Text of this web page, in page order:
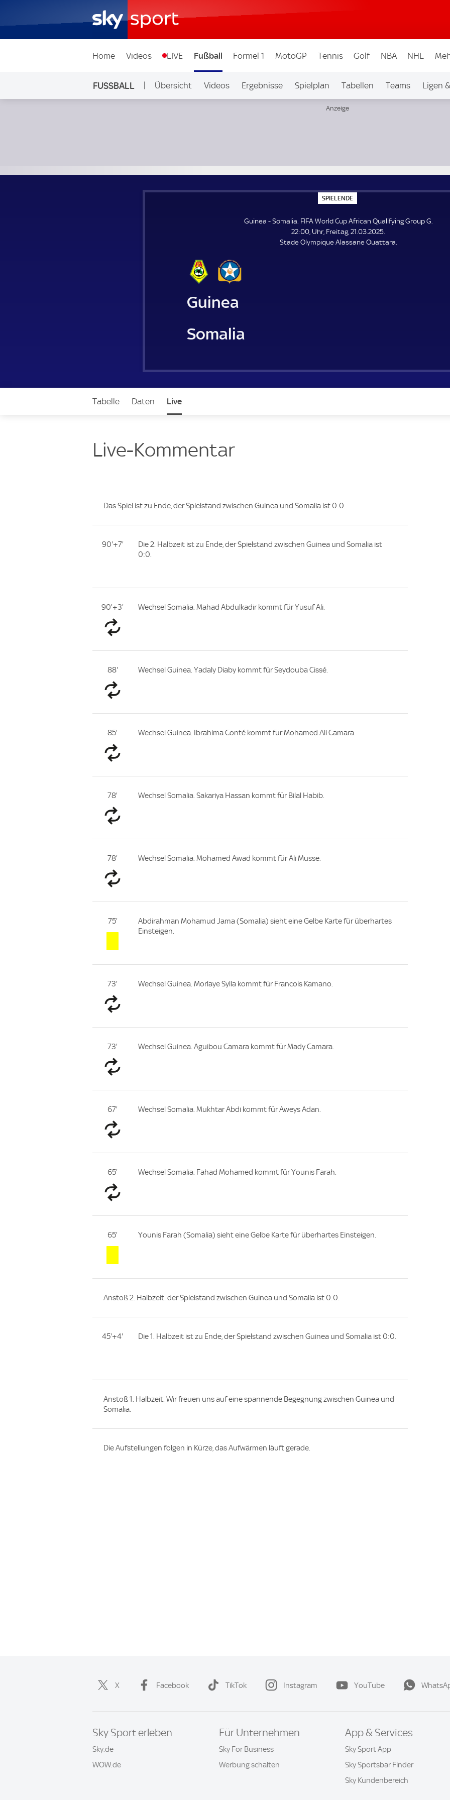
Home Videos LIVE Fußball Formel 1 MotoGP Tennis Golf NBA NHL
FUSSBALL Übersicht Videos Ergebnisse Spielplan Tabellen Teams Ligen
SPIELENDE
P
E
L
E
N
Guinea - Somalia. FIFA World Cup African Qualifying Group G.
22:00, Uhr, Freitag, 21.03.2025.
Stade Olympique Alassane Ouattara.
Guinea
Somalia
Tabelle Daten Live
Live-Kommentar
Das Spiel ist zu Ende, der Spielstand zwischen Guinea und Somalia ist 0:0.
90'+7'
Die 2. Halbzeit ist zu Ende, der Spielstand zwischen Guinea und Somalia ist
0:0.
90'+3' Wechsel Somalia. Mahad Abdulkadir kommt für Yusuf Ali.
88' Wechsel Guinea. Yadaly Diaby kommt für Seydouba Cissé.
85' Wechsel Guinea. Ibrahima Conté kommt für Mohamed Ali Camara.
78' Wechsel Somalia. Sakariya Hassan kommt für Bilal Habib.
78' Wechsel Somalia. Mohamed Awad kommt für Ali Musse.
75'
Abdirahman Mohamud Jama (Somalia) sieht eine Gelbe Karte für überhartes
Einsteigen.
73' Wechsel Guinea. Morlaye Sylla kommt für Francois Kamano.
73' Wechsel Guinea. Aguibou Camara kommt für Mady Camara.
67' Wechsel Somalia. Mukhtar Abdi kommt für Aweys Adan.
65' Wechsel Somalia. Fahad Mohamed kommt für Younis Farah.
65' Younis Farah (Somalia) sieht eine Gelbe Karte für überhartes Einsteigen.
Anstoß 2. Halbzeit. der Spielstand zwischen Guinea und Somalia ist 0:0.
45'+4' Die 1. Halbzeit ist zu Ende, der Spielstand zwischen Guinea und Somalia ist 0:0.
Anstoß 1. Halbzeit. Wir freuen uns auf eine spannende Begegnung zwischen Guinea und
Somalia.
Die Aufstellungen folgen in Kürze, das Aufwärmen läuft gerade.
X Facebook TikTok Instagram YouTube
Sky Sport erleben
Sky.de
WOW.de
Für Unternehmen
Sky For Business
Werbung schalten
App & Services
Sky Sport App
Sky Sportsbar Finder
Sky Kundenbereich